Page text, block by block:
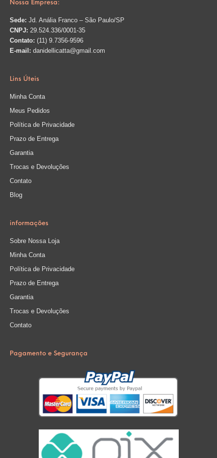
Nossa Empresa:
Sede: Jd. Anália Franco – São Paulo/SP
CNPJ: 29.524.336/0001-35
Contato: (11) 9.7356-9596
E-mail: danidellicatta@gmail.com
Lins Úteis
Minha Conta
Meus Pedidos
Política de Privacidade
Prazo de Entrega
Garantia
Trocas e Devoluções
Contato
Blog
informações
Sobre Nossa Loja
Minha Conta
Política de Privacidade
Prazo de Entrega
Garantia
Trocas e Devoluções
Contato
Pagamento e Segurança